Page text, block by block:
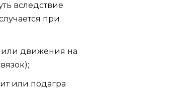
вследствие
при
или движения на
или подагра